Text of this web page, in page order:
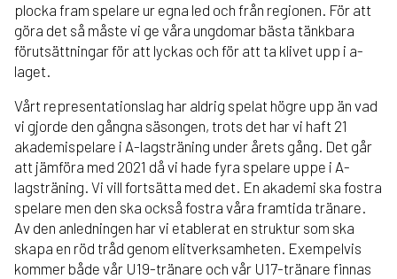
plocka fram spelare ur egna led och från regionen. För att
göra det så måste vi ge våra ungdomar bästa tänkbara
förutsättningar för att lyckas och för att ta klivet upp i a-
laget.
Vårt representationslag har aldrig spelat högre upp än vad
vi gjorde den gångna säsongen, trots det har vi haft 21
akademispelare i A-lagsträning under årets gång. Det går
att jämföra med 2021 då vi hade fyra spelare uppe i A-
lagsträning. Vi vill fortsätta med det. En akademi ska fostra
spelare men den ska också fostra våra framtida tränare.
Av den anledningen har vi etablerat en struktur som ska
skapa en röd tråd genom elitverksamheten. Exempelvis
kommer både vår U19-tränare och vår U17-tränare finnas